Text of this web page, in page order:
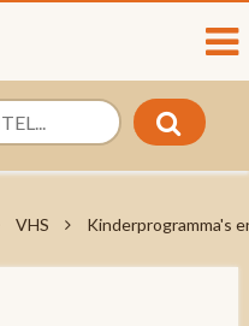
VHS Kinderprogramma's